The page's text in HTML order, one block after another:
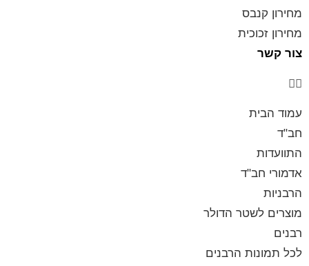
מחירון קנבס
מחירון זכוכית
צור קשר
עמוד הבית
חב"ד
התוועדות
אדמורי חב"ד
הרבניות
מוצרים לשטר הדולר
רבנים
לכל תמונות הרבנים